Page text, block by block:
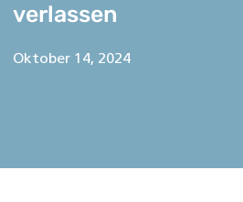
verlassen
Oktober 14, 2024